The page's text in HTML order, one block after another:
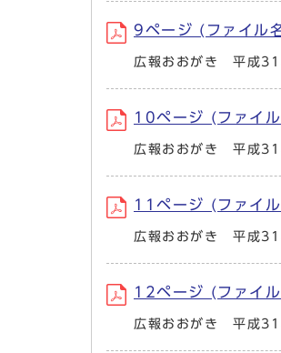
9ページ (ファイ
広報おおがき 平成
10ページ (ファイ
広報おおがき 平成
11ページ (ファイ
広報おおがき 平成
12ページ (ファイ
広報おおがき 平成